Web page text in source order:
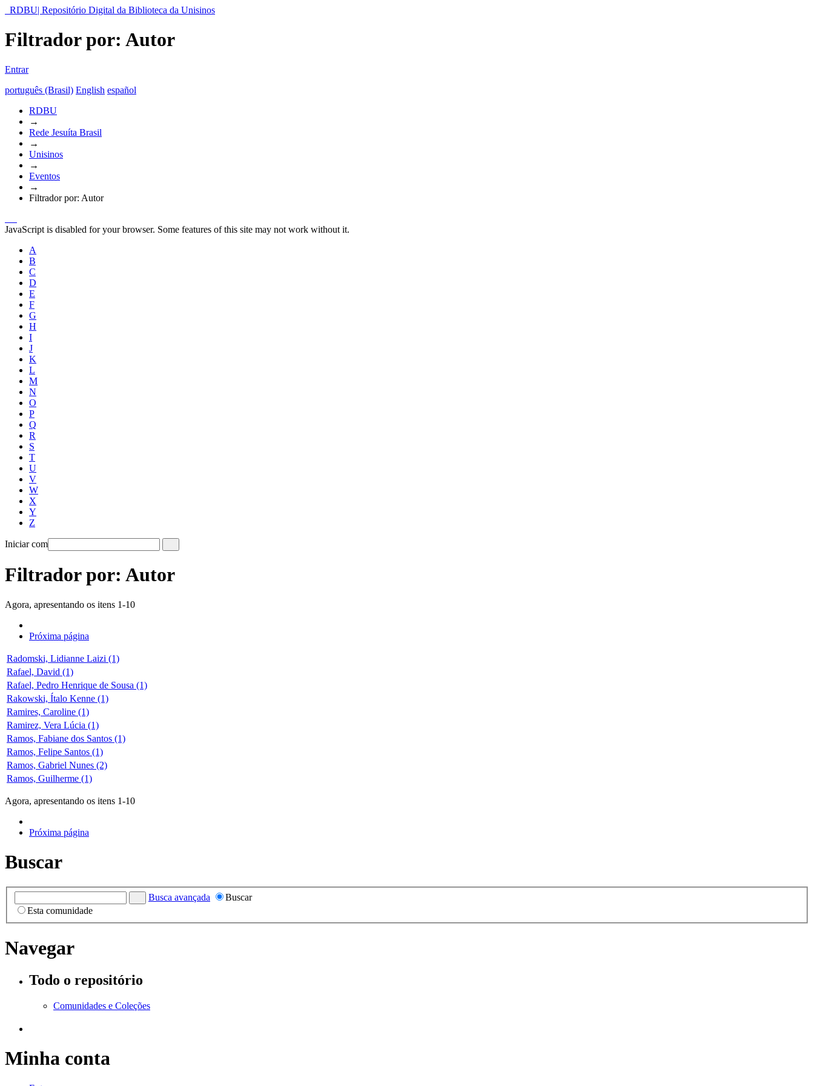
RDBU| Repositório Digital da Biblioteca da Unisinos
Filtrador por: Autor
Entrar
português (Brasil) English español
RDBU
→
Rede Jesuíta Brasil
→
Unisinos
→
Eventos
→
Filtrador por: Autor
JavaScript is disabled for your browser. Some features of this site may not work without it.
A
B
C
D
E
F
G
H
I
J
K
L
M
N
O
P
Q
R
S
T
U
V
W
X
Y
Z
Iniciar com
Filtrador por: Autor
Agora, apresentando os itens 1-10
Próxima página
Radomski, Lidianne Laizi (1)
Rafael, David (1)
Rafael, Pedro Henrique de Sousa (1)
Rakowski, Ítalo Kenne (1)
Ramires, Caroline (1)
Ramirez, Vera Lúcia (1)
Ramos, Fabiane dos Santos (1)
Ramos, Felipe Santos (1)
Ramos, Gabriel Nunes (2)
Ramos, Guilherme (1)
Agora, apresentando os itens 1-10
Próxima página
Buscar
Busca avançada
Buscar
Esta comunidade
Navegar
Todo o repositório
Comunidades e Coleções
Minha conta